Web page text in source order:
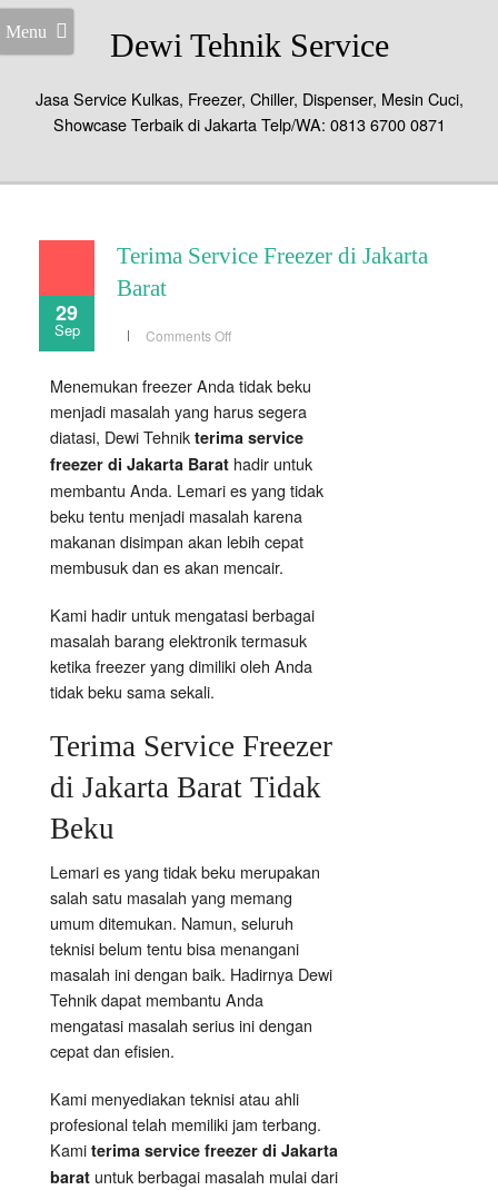
Menu Dewi Tehnik Service
Jasa Service Kulkas, Freezer, Chiller, Dispenser, Mesin Cuci,
Showcase Terbaik di Jakarta Telp/WA: 0813 6700 0871
29
Sep
Terima Service Freezer di Jakarta
Barat
Comments Offon
di
Barat
Menemukan freezer Anda tidak beku
menjadi masalah yang harus segera
diatasi, Dewi Tehnik terima service
freezer di Jakarta Barat hadir untuk
membantu Anda. Lemari es yang tidak
beku tentu menjadi masalah karena
makanan disimpan akan lebih cepat
membusuk dan es akan mencair.
Kami hadir untuk mengatasi berbagai
masalah barang elektronik termasuk
ketika freezer yang dimiliki oleh Anda
tidak beku sama sekali.
Terima Service Freezer
di Jakarta Barat Tidak
Beku
Lemari es yang tidak beku merupakan
salah satu masalah yang memang
umum ditemukan. Namun, seluruh
teknisi belum tentu bisa menangani
masalah ini dengan baik. Hadirnya Dewi
Tehnik dapat membantu Anda
mengatasi masalah serius ini dengan
cepat dan efisien.
Kami menyediakan teknisi atau ahli
profesional telah memiliki jam terbang.
Kami terima service freezer di Jakarta
barat untuk berbagai masalah mulai dari